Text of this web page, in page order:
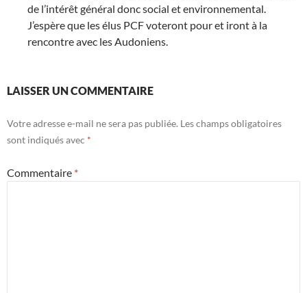
de l’intérêt général donc social et environnemental.
J’espère que les élus PCF voteront pour et iront à la
rencontre avec les Audoniens.
LAISSER UN COMMENTAIRE
Votre adresse e-mail ne sera pas publiée. Les champs obligatoires
sont indiqués avec *
Commentaire *